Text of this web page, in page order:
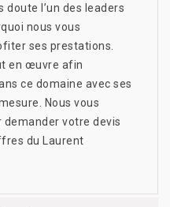
doute l’un des leaders
nous vous
ses prestations.
en œuvre afin
ce domaine avec ses
Nous vous
demander votre devis
du Laurent